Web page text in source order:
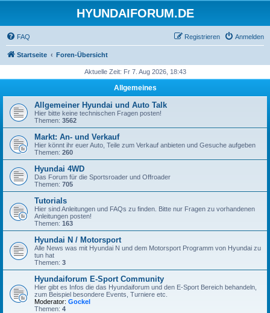
HYUNDAIFORUM.DE
FAQ Anmelden
Registrieren
Startseite Foren-Übersicht
Aktuelle Zeit: Fr 7. Aug 2026, 18:43
Allgemeines
Allgemeiner Hyundai und Auto Talk
Hier bitte keine technischen Fragen posten!
Themen: 3562
Markt: An- und Verkauf
Hier könnt ihr euer Auto, Teile zum Verkauf anbieten und Gesuche aufgeben
Themen: 260
Hyundai 4WD
Das Forum für die Sportsroader und Offroader
Themen: 705
Tutorials
Hier sind Anleitungen und FAQs zu finden. Bitte nur Fragen zu vorhandenen
Anleitungen posten!
Themen: 163
Hyundai N / Motorsport
Alle News was mit Hyundai N und dem Motorsport Programm von Hyundai zu
tun hat
Themen: 3
Hyundaiforum E-Sport Community
Hier gibt es Infos die das Hyundaiforum und den E-Sport Bereich behandeln,
zum Beispiel besondere Events, Turniere etc.
Moderator: Gockel
Themen: 4